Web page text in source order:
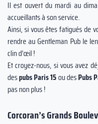
Il est ouvert du mardi au
accueillants à son service.
Ainsi, si vous êtes fatigués de
rendre au Gentleman Pub le
clin d’œil !
Et croyez-nous, si vous avez
despubs Paris 15ou desPubs
pas non plus !
Corcoran’s Grands